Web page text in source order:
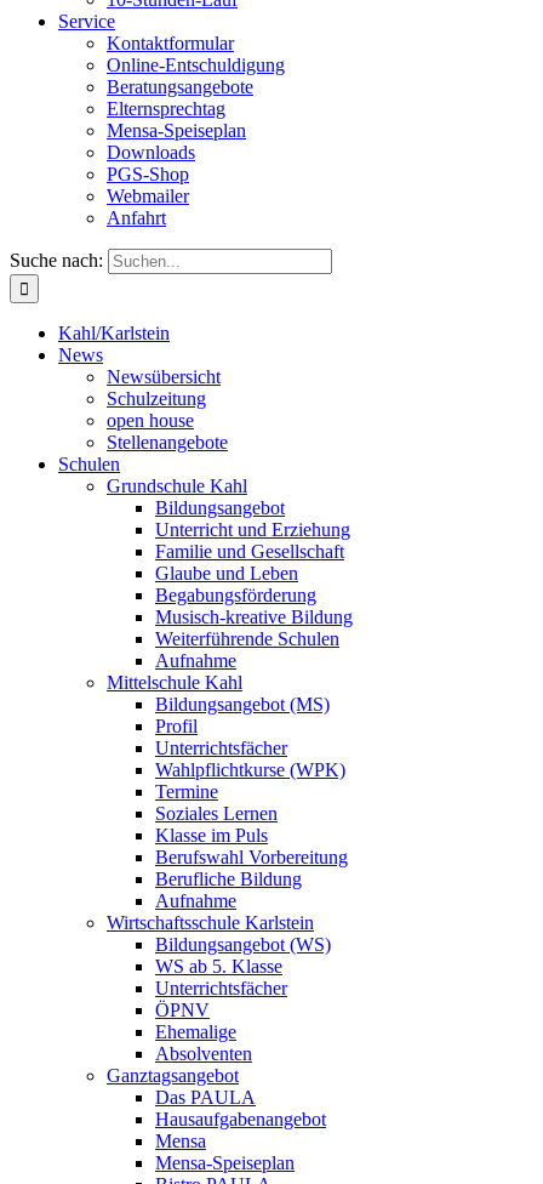
Service
Kontaktformular
Online-Entschuldigung
Beratungsangebote
Elternsprechtag
Mensa-Speiseplan
Downloads
PGS-Shop
Webmailer
Anfahrt
Suche nach:
Kahl/Karlstein
News
Newsübersicht
Schulzeitung
open house
Stellenangebote
Schulen
Grundschule Kahl
Bildungsangebot
Unterricht und Erziehung
Familie und Gesellschaft
Glaube und Leben
Begabungsförderung
Musisch-kreative Bildung
Weiterführende Schulen
Aufnahme
Mittelschule Kahl
Bildungsangebot (MS)
Profil
Unterrichtsfächer
Wahlpflichtkurse (WPK)
Termine
Soziales Lernen
Klasse im Puls
Berufswahl Vorbereitung
Berufliche Bildung
Aufnahme
Wirtschaftsschule Karlstein
Bildungsangebot (WS)
WS ab 5. Klasse
Unterrichtsfächer
ÖPNV
Ehemalige
Absolventen
Ganztagsangebot
Das PAULA
Hausaufgabenangebot
Mensa
Mensa-Speiseplan